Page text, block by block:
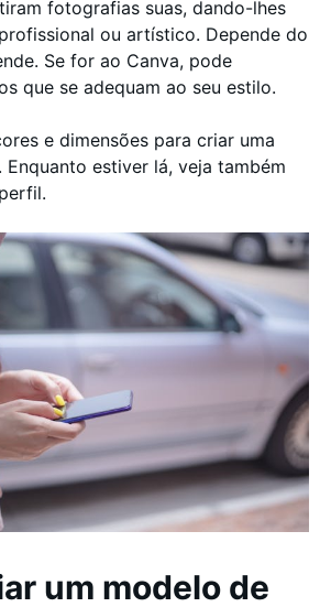
fotografias suas, dando-lhes
ou artístico. Depende do
Se for ao Canva, pode
que se adequam ao seu estilo.
e dimensões para criar uma
Enquanto estiver lá, veja também
um modelo de